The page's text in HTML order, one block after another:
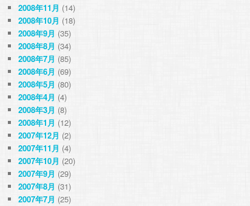
2008年11月 (14)
2008年10月 (18)
2008年9月 (35)
2008年8月 (34)
2008年7月 (85)
2008年6月 (69)
2008年5月 (80)
2008年4月 (4)
2008年3月 (8)
2008年1月 (12)
2007年12月 (2)
2007年11月 (4)
2007年10月 (20)
2007年9月 (29)
2007年8月 (31)
2007年7月 (25)